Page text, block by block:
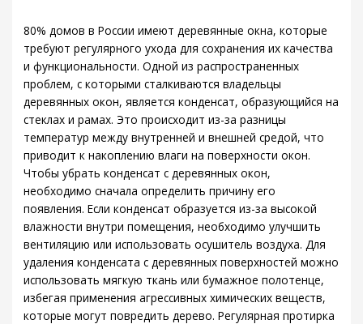
80% домов в России имеют деревянные окна, которые
требуют регулярного ухода для сохранения их качества
и функциональности. Одной из распространенных
проблем, с которыми сталкиваются владельцы
деревянных окон, является конденсат, образующийся на
стеклах и рамах. Это происходит из-за разницы
температур между внутренней и внешней средой, что
приводит к накоплению влаги на поверхности окон.
Чтобы убрать конденсат с деревянных окон,
необходимо сначала определить причину его
появления. Если конденсат образуется из-за высокой
влажности внутри помещения, необходимо улучшить
вентиляцию или использовать осушитель воздуха. Для
удаления конденсата с деревянных поверхностей можно
использовать мягкую ткань или бумажное полотенце,
избегая применения агрессивных химических веществ,
которые могут повредить дерево. Регулярная протирка